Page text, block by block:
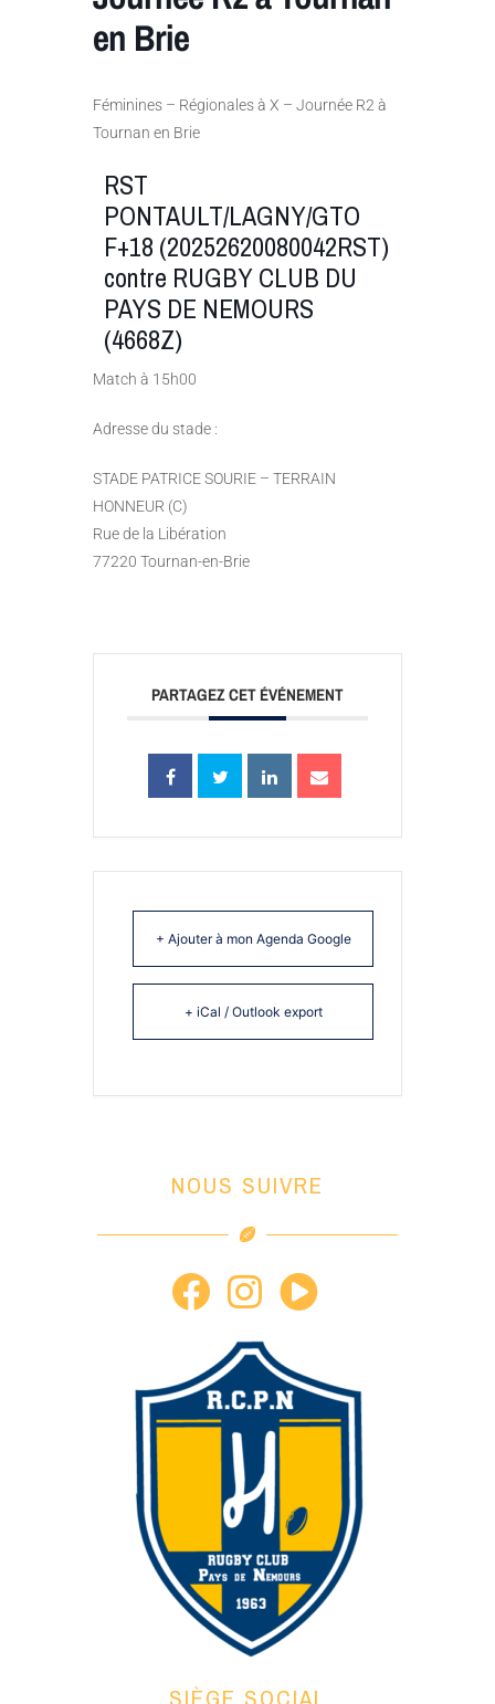
en Brie
Féminines – Régionales à X – Journée R2 à
Tournan en Brie
RST
PONTAULT/LAGNY/GTO
F+18 (20252620080042RST)
contre RUGBY CLUB DU
PAYS DE NEMOURS
(4668Z)
Match à 15h00
Adresse du stade :
STADE PATRICE SOURIE – TERRAIN
HONNEUR (C)
Rue de la Libération
77220 Tournan-en-Brie
PARTAGEZ CET ÉVÉNEMENT
+ Ajouter à mon Agenda Google
+ iCal / Outlook export
NOUS SUIVRE